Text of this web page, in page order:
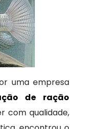
uma empresa
de ração
com qualidade,